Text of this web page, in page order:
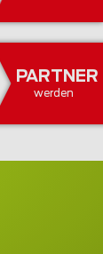
PARTNER
werden